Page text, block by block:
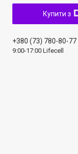
Купити з
+380 (73) 780-80-77
9:00-17:00 Lifecell